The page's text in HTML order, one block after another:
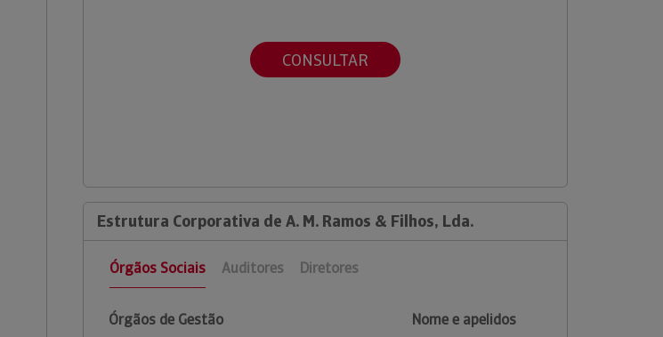
CONSULTAR
Estrutura Corporativa de A. M. Ramos & Filhos, Lda.
Órgãos Sociais Auditores Diretores
Órgãos de Gestão Nome e apelidos